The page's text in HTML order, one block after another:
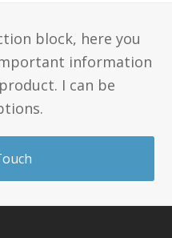
block, here you
information
I can be